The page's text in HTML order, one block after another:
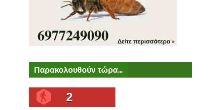
Παρακολουθούν τώρα...
2